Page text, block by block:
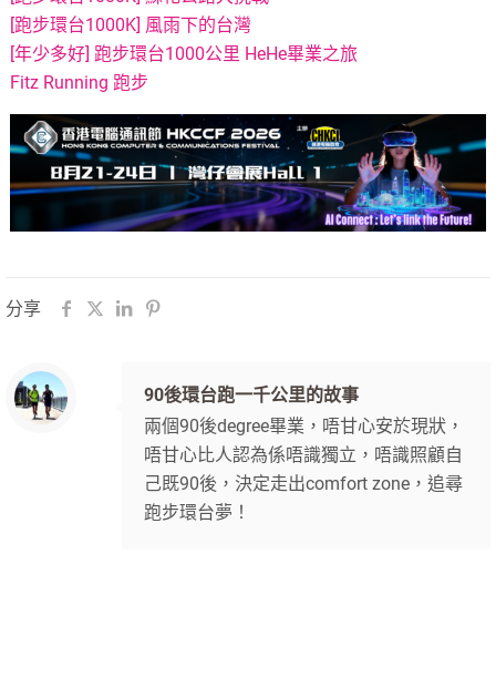
[跑步環台1000K] 風雨下的台灣
[年少多好] 跑步環台1000公里 HeHe畢業之旅
Fitz Running 跑步
分享
90後環台跑一千公里的故事
兩個90後degree畢業，唔甘心安於現狀，
唔甘心比人認為係唔識獨立，唔識照顧自
己既90後，決定走出comfort zone，追尋
跑步環台夢！